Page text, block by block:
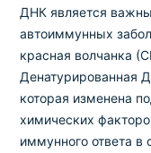
ДНК является
автоиммунных
красная волчанка
Денатурированная
которая изменена
химических
иммунного ответа в
*
своевременного
прайс-листа.
недоразумений,